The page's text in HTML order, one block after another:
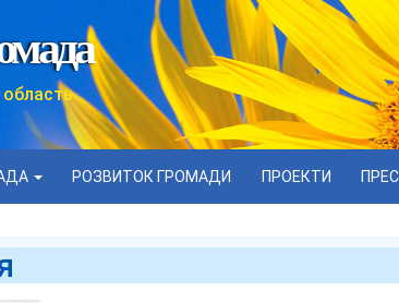
область
РОЗВИТОК ГРОМАДИ ПРОЕКТИ